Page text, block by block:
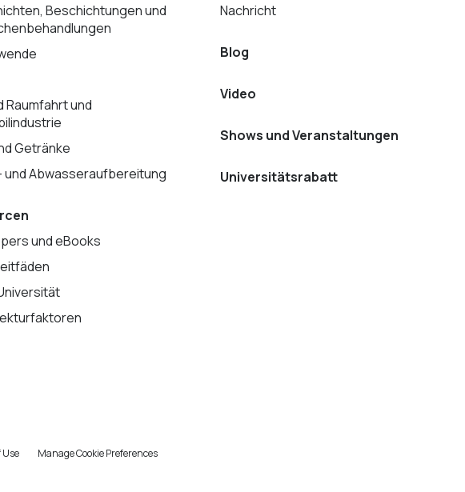
Beschichtungen und
Raumfahrt und
Getränke
und Abwasseraufbereitung
und eBooks
Nachricht
Blog
Video
Shows und Veranstaltungen
Universitätsrabatt
Use
Manage Cookie Preferences